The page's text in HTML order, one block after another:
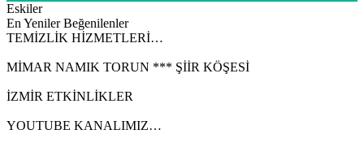
Eskiler
En Yeniler Beğenilenler
TEMİZLİK HİZMETLERİ…
MİMAR NAMIK TORUN *** ŞİİR KÖŞESİ
İZMİR ETKİNLİKLER
YOUTUBE KANALIMIZ…